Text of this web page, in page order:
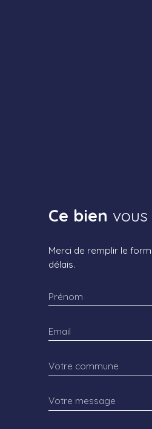
Ce bien vous
Merci de remplir le
délais.
Prénom
Email
Votre commune
Votre message